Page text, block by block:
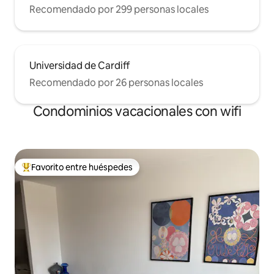
Recomendado por 299 personas locales
Universidad de Cardiff
Recomendado por 26 personas locales
Condominios vacacionales con wifi
Favorito entre huéspedes preferido
Favorito entre huéspedes